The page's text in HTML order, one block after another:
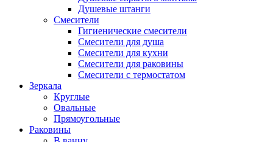
Душевые штанги
Смесители
Гигиенические смесители
Смесители для душа
Смесители для кухни
Смесители для раковины
Смесители с термостатом
Зеркала
Круглые
Овальные
Прямоугольные
Раковины